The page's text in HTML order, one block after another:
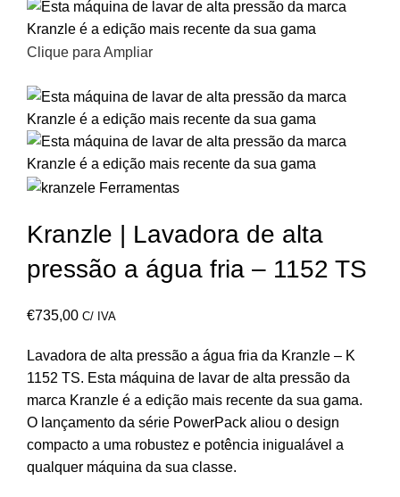
Clique para Ampliar
Kranzle | Lavadora de alta
pressão a água fria – 1152 TS
€735,00 C/ IVA
Lavadora de alta pressão a água fria da Kranzle – K
1152 TS. Esta máquina de lavar de alta pressão da
marca Kranzle é a edição mais recente da sua gama.
O lançamento da série PowerPack aliou o design
compacto a uma robustez e potência inigualável a
qualquer máquina da sua classe.